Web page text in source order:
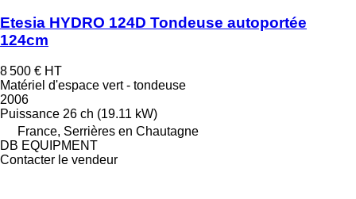
Etesia HYDRO 124D Tondeuse autoportée
124cm
8 500 € HT
Matériel d'espace vert - tondeuse
2006
Puissance 26 ch (19.11 kW)
France, Serrières en Chautagne
DB EQUIPMENT
Contacter le vendeur